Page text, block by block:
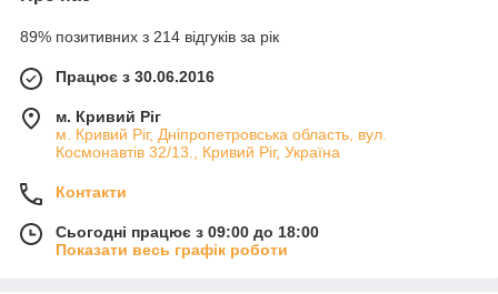
89% позитивних з 214 відгуків за рік
Працює з 30.06.2016
м. Кривий Ріг
м. Кривий Ріг, Дніпропетровська область, вул.
Космонавтів 32/13., Кривий Ріг, Україна
Контакти
Сьогодні працює з 09:00 до 18:00
Показати весь графік роботи